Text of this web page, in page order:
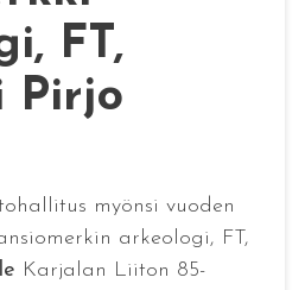
FT,
Pirjo
myönsi vuoden
arkeologi, FT,
Karjalan Liiton 85-